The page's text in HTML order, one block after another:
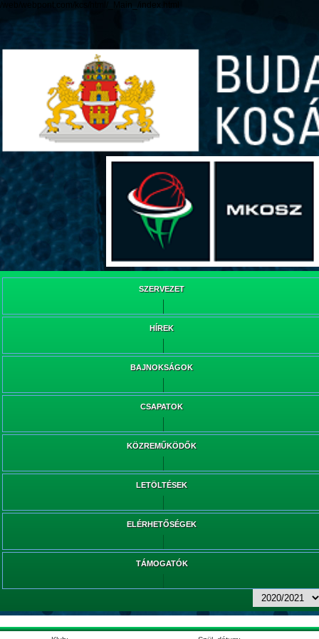
/web/webpont.com/kcs/html/_Main_/index.html
SZERVEZET
HÍREK
BAJNOKSÁGOK
CSAPATOK
KÖZREMŰKÖDŐK
LETÖLTÉSEK
ELÉRHETŐSÉGEK
TÁMOGATÓK